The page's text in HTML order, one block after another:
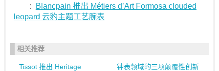
:
Blancpain 推出 Métiers d’Art Formosa clouded
leopard 云豹主题工艺腕表
相关推荐
Tissot 推出 Heritage
钟表领域的三项颠覆性创新